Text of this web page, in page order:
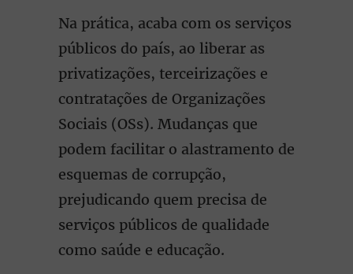
Na prática, acaba com os serviços
públicos do país, ao liberar as
privatizações, terceirizações e
contratações de Organizações
Sociais (OSs). Mudanças que
podem facilitar o alastramento de
esquemas de corrupção,
prejudicando quem precisa de
serviços públicos de qualidade
como saúde e educação.